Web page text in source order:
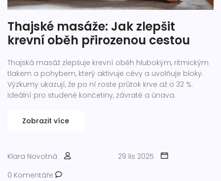
Thajské masáže: Jak zlepšit
krevní oběh přirozenou cestou
Thajská masáž zlepšuje krevní oběh hlubokým, ritmickým
tlakem a pohybem, který aktivuje cévy a uvolňuje bloky.
Výzkumy ukazují, že po ní roste průtok krve až o 32 %.
Ideální pro studené končetiny, závratě a únava.
Zobrazit více
Klara Novotná
29 lis 2025
0 Komentáře